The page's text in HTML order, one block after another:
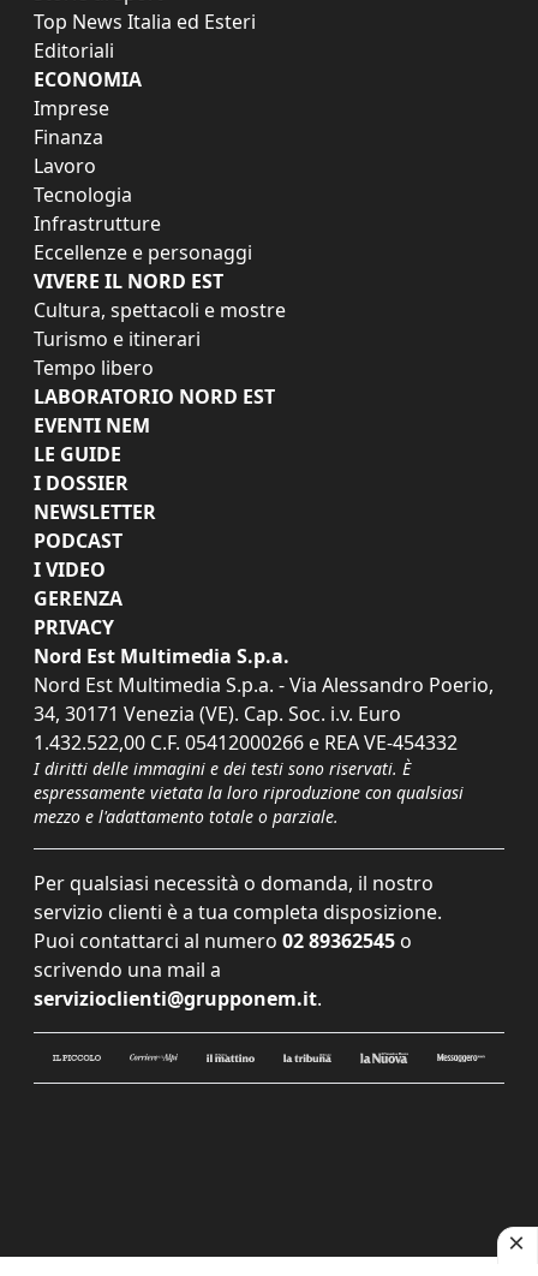
Top News Italia ed Esteri
Editoriali
ECONOMIA
Imprese
Finanza
Lavoro
Tecnologia
Infrastrutture
Eccellenze e personaggi
VIVERE IL NORD EST
Cultura, spettacoli e mostre
Turismo e itinerari
Tempo libero
LABORATORIO NORD EST
EVENTI NEM
LE GUIDE
I DOSSIER
NEWSLETTER
PODCAST
I VIDEO
GERENZA
PRIVACY
Nord Est Multimedia S.p.a.
Nord Est Multimedia S.p.a. - Via Alessandro Poerio,
34, 30171 Venezia (VE). Cap. Soc. i.v. Euro
1.432.522,00 C.F. 05412000266 e REA VE-454332
I diritti delle immagini e dei testi sono riservati. È
espressamente vietata la loro riproduzione con qualsiasi
mezzo e l'adattamento totale o parziale.
Per qualsiasi necessità o domanda, il nostro
servizio clienti è a tua completa disposizione.
Puoi contattarci al numero 02 89362545 o
scrivendo una mail a
servizioclienti@grupponem.it.